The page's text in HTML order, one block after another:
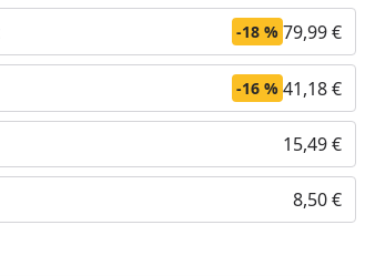
-18 % 79,99 €
-16 % 41,18 €
15,49 €
8,50 €